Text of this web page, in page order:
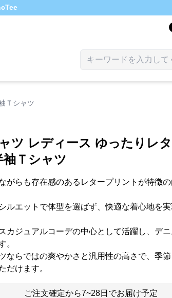
Ｔシャツ
ツ レディース ゆったりレ
袖Ｔシャツ
がらも存在感のあるレタープリントが特徴
ルエットで体型を選ばず、快適な着心地を
カジュアルコーデの中心として活躍し、デ
。
ならではの爽やかさと汎用性の高さで、季
だけます。
ご注文確定から7~28日でお届け予定